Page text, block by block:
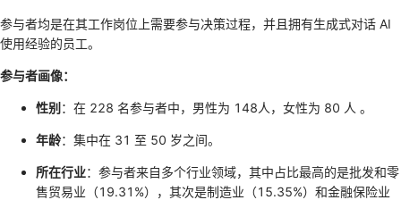
参与者均是在其工作岗位上需要参与决策过程，并且拥有生成式对话 AI
使用经验的员工。
参与者画像：
性别 ：在 228 名参与者中，男性为 148人，女性为 80 人 。
年龄：集中在 31 至 50 岁之间。
所在行业：参与者来自多个行业领域，其中占比最高的是批发和零
售贸易业（19.31%），其次是制造业（15.35%）和金融保险业